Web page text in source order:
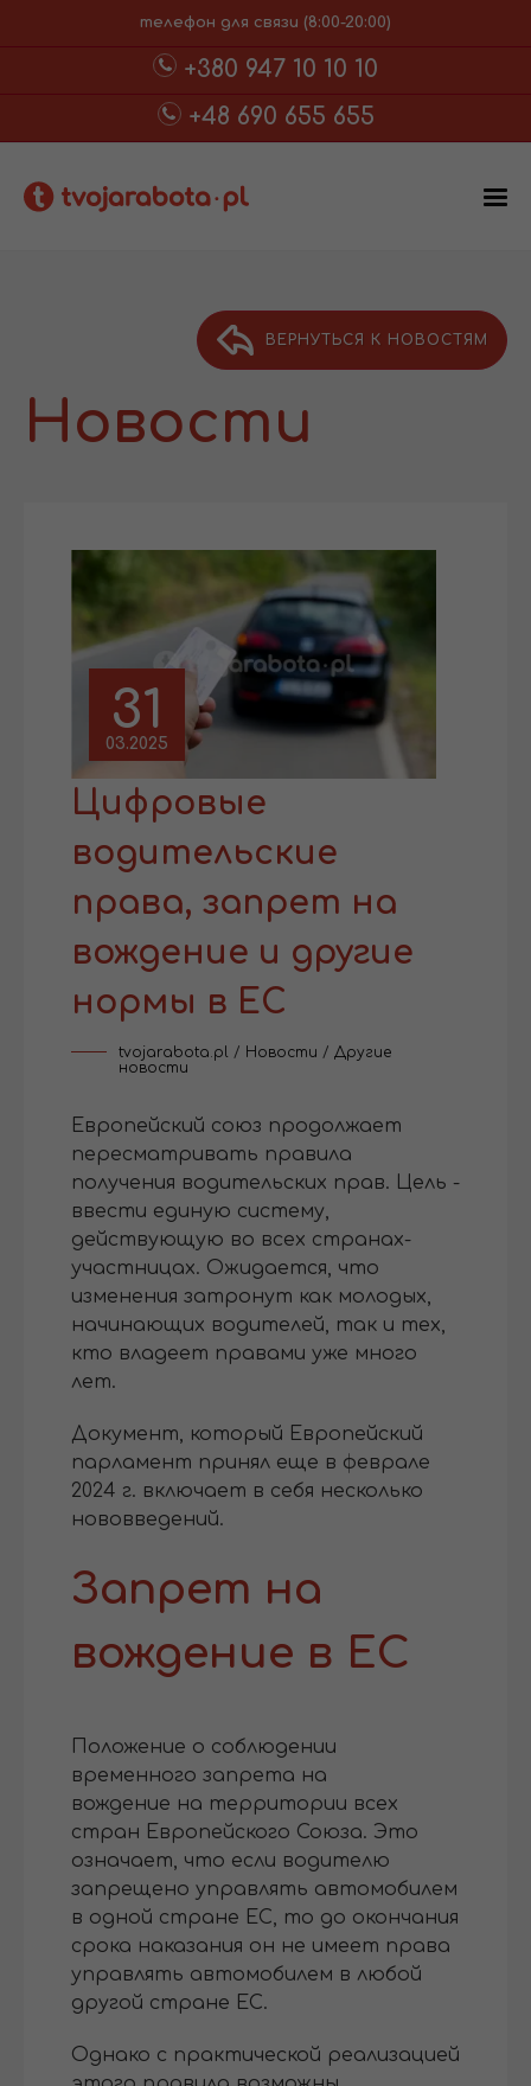
телефон для связи (8:00-20:00)
+380 947 10 10 10
+48 690 655 655
ВЕРНУТЬСЯ К НОВОСТЯМ
Новости
31
03.2025
Цифровые
водительские
права, запрет на
вождение и другие
нормы в ЕС
tvojarabota.pl / Новости / Другие
новости
Европейский союз продолжает
пересматривать правила
получения водительских прав. Цель -
ввести единую систему,
действующую во всех странах-
участницах. Ожидается, что
изменения затронут как молодых,
начинающих водителей, так и тех,
кто владеет правами уже много
лет.
Документ, который Европейский
парламент принял еще в феврале
2024 г. включает в себя несколько
нововведений.
Запрет на
вождение в ЕС
Положение о соблюдении
временного запрета на
вождение на территории всех
стран Европейского Союза. Это
означает, что если водителю
запрещено управлять автомобилем
в одной стране ЕС, то до окончания
срока наказания он не имеет права
управлять автомобилем в любой
другой стране ЕС.
Однако с практической реализацией